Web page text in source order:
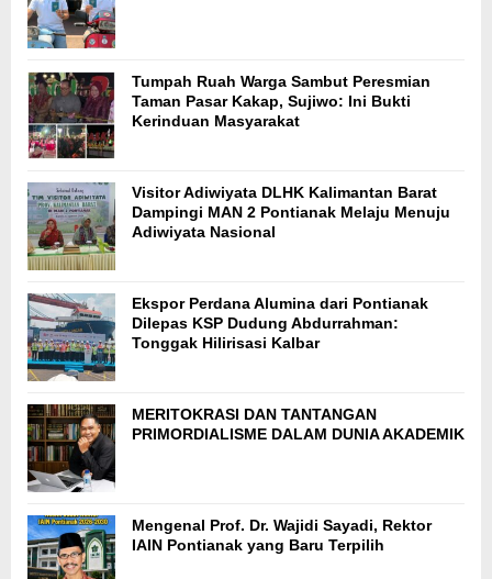
Tumpah Ruah Warga Sambut Peresmian
Taman Pasar Kakap, Sujiwo: Ini Bukti
Kerinduan Masyarakat
Visitor Adiwiyata DLHK Kalimantan Barat
Dampingi MAN 2 Pontianak Melaju Menuju
Adiwiyata Nasional
Ekspor Perdana Alumina dari Pontianak
Dilepas KSP Dudung Abdurrahman:
Tonggak Hilirisasi Kalbar
MERITOKRASI DAN TANTANGAN
PRIMORDIALISME DALAM DUNIA AKADEMIK
Mengenal Prof. Dr. Wajidi Sayadi, Rektor
IAIN Pontianak yang Baru Terpilih